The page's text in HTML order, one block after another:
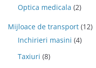
Optica medicala (2)
Mijloace de transport (12)
Inchirieri masini (4)
Taxiuri (8)